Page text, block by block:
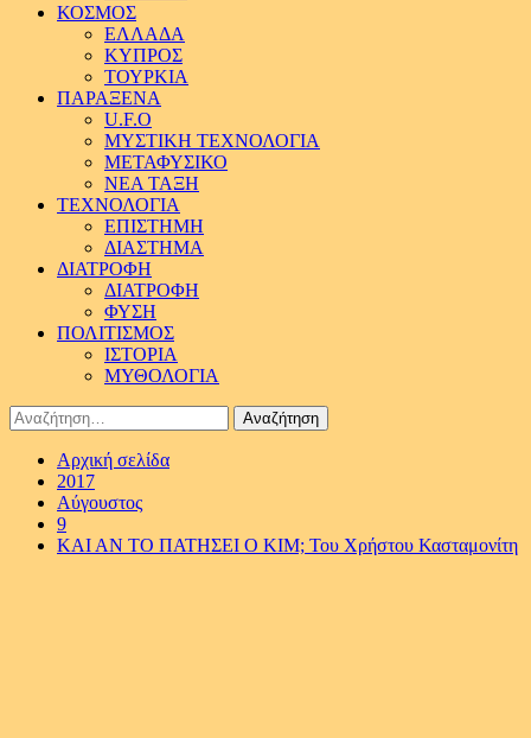
ΚΟΣΜΟΣ
ΕΛΛΑΔΑ
ΚΥΠΡΟΣ
ΤΟΥΡΚΙΑ
ΠΑΡΑΞΕΝΑ
U.F.O
ΜΥΣΤΙΚΗ ΤΕΧΝΟΛΟΓΙΑ
ΜΕΤΑΦΥΣΙΚΟ
ΝΕΑ ΤΑΞΗ
ΤΕΧΝΟΛΟΓΙΑ
ΕΠΙΣΤΗΜΗ
ΔΙΑΣΤΗΜΑ
ΔΙΑΤΡΟΦΗ
ΔΙΑΤΡΟΦΗ
ΦΥΣΗ
ΠΟΛΙΤΙΣΜΟΣ
ΙΣΤΟΡΙΑ
ΜΥΘΟΛΟΓΙΑ
Αναζήτηση
για:
Αρχική σελίδα
2017
Αύγουστος
9
ΚΑΙ ΑΝ ΤΟ ΠΑΤΗΣΕΙ Ο ΚΙΜ; Του Χρήστου Κασταμονίτη